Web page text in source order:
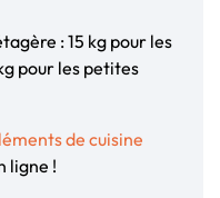
: 15 kg pour les
pour les petites
de cuisine
ligne !